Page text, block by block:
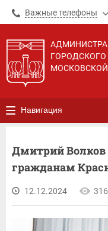
Важные телефоны
ГОРОДСКОГО
Навигация
Дмитрий
гражданам
12.12.2024